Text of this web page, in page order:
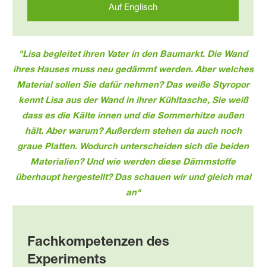
Auf Englisch
"Lisa begleitet ihren Vater in den Baumarkt. Die Wand
ihres Hauses muss neu gedämmt werden. Aber welches
Material sollen Sie dafür nehmen? Das weiße Styropor
kennt Lisa aus der Wand in ihrer Kühltasche, Sie weiß
dass es die Kälte innen und die Sommerhitze außen
hält. Aber warum? Außerdem stehen da auch noch
graue Platten. Wodurch unterscheiden sich die beiden
Materialien? Und wie werden diese Dämmstoffe
überhaupt hergestellt? Das schauen wir und gleich mal
an"
Fachkompetenzen des
Experiments